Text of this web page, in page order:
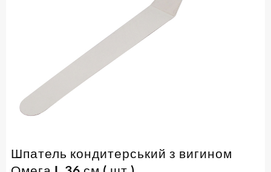
Шпатель кондитерський з вигином